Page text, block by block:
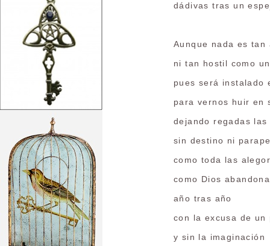
dádivas tras un
Aunque nada es
ni tan hostil como
pues será instalado
para vernos huir en
dejando regadas
sin destino ni
como toda las
como Dios
año tras año
con la excusa de un
y sin la imaginación